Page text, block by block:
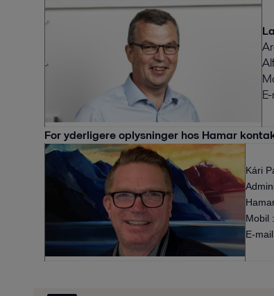
For yderligere oplysninger hos Hamar
Kári
Mobil
E-